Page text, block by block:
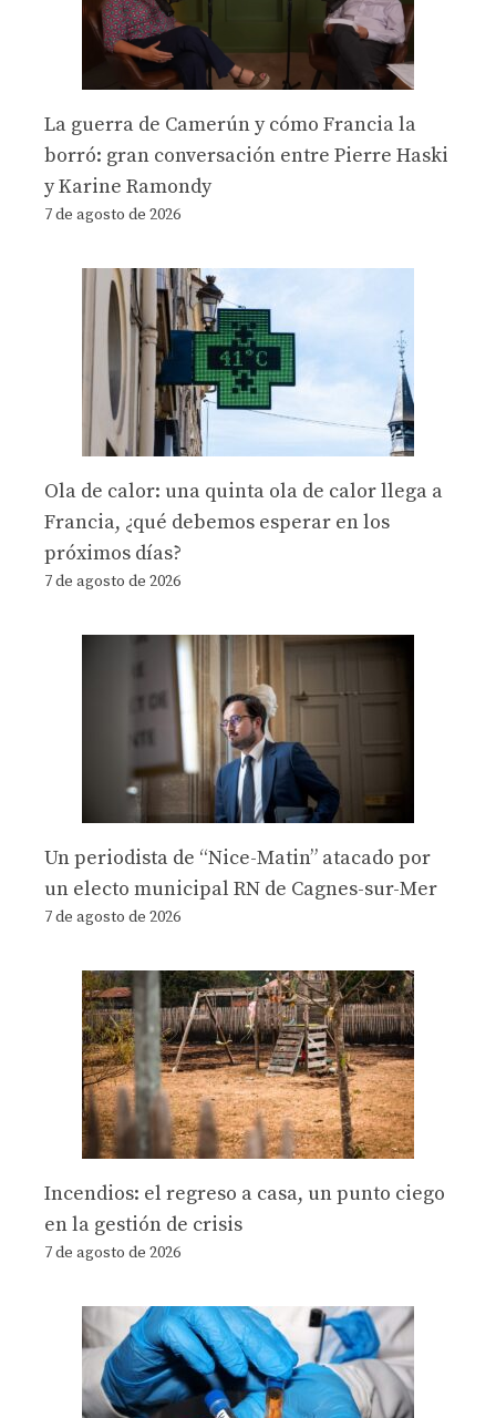
La guerra de Camerún y cómo Francia la
borró: gran conversación entre Pierre Haski
y Karine Ramondy
7 de agosto de 2026
Ola de calor: una quinta ola de calor llega a
Francia, ¿qué debemos esperar en los
próximos días?
7 de agosto de 2026
Un periodista de “Nice-Matin” atacado por
un electo municipal RN de Cagnes-sur-Mer
7 de agosto de 2026
Incendios: el regreso a casa, un punto ciego
en la gestión de crisis
7 de agosto de 2026